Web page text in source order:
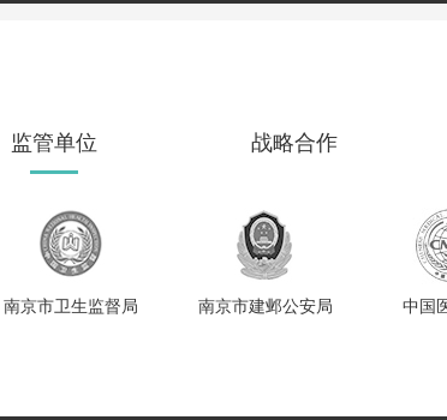
监管单位 战略合作
南京市卫生监督局 南京市建邺公安局 中国